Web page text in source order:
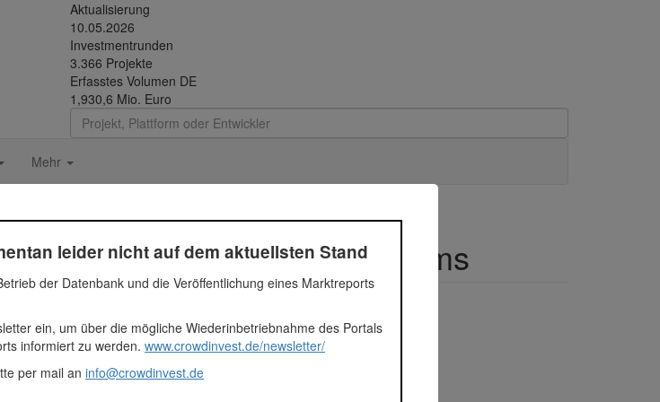
Aktualisierung
10.05.2026
Investmentrunden
3.366 Projekte
Erfasstes Volumen DE
1,930,6 Mio. Euro
Mehr
Gemeinschaft in Worms
leider nicht auf dem aktuellsten Stand
der Datenbank und die Veröffentlichung eines Marktreports
ein, um über die mögliche Wiederinbetriebnahme des Portals
informiert zu werden. www.crowdinvest.de/newsletter/
per mail an info@crowdinvest.de